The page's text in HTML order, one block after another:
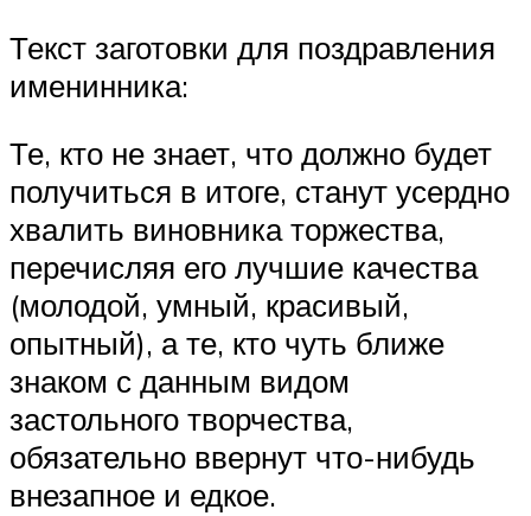
Текст заготовки для поздравления
именинника:
Те, кто не знает, что должно будет
получиться в итоге, станут усердно
хвалить виновника торжества,
перечисляя его лучшие качества
(молодой, умный, красивый,
опытный), а те, кто чуть ближе
знаком с данным видом
застольного творчества,
обязательно ввернут что-нибудь
внезапное и едкое.